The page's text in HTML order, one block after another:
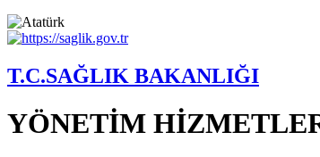
T.C.SAĞLIK BAKANLIĞI
YÖNETİM